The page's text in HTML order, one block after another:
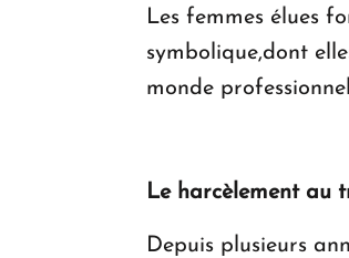
Les femmes élues
symbolique,dont
monde
Le harcèlement au
Depuis plusieurs